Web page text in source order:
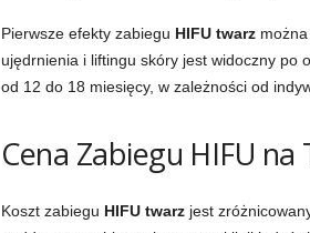
Pierwsze efekty zabiegu HIFU twarzmożna
ujędrnienia i liftingu skóry jest widoczny po
od 12 do 18 miesięcy, w zależności od
Cena Zabiegu HIFU na
Koszt zabiegu HIFU twarzjest